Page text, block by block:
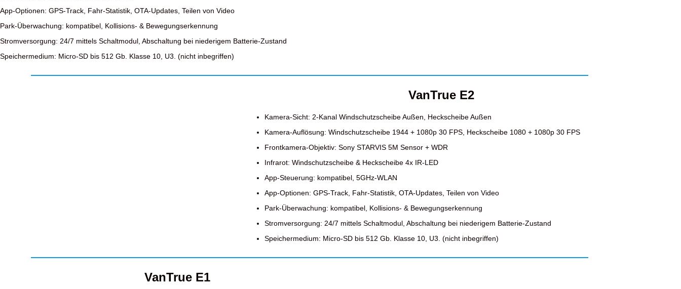
App-Optionen: GPS-Track, Fahr-Statistik, OTA-Updates, Teilen von Video
Park-Überwachung: kompatibel, Kollisions- & Bewegungserkennung
Stromversorgung: 24/7 mittels Schaltmodul, Abschaltung bei niederigem Batterie-Zustand
Speichermedium: Micro-SD bis 512 Gb. Klasse 10, U3. (nicht inbegriffen)
VanTrue E2
Kamera-Sicht: 2-Kanal Windschutzscheibe Außen, Heckscheibe Außen
Kamera-Auflösung: Windschutzscheibe 1944 + 1080p 30 FPS, Heckscheibe 1080 + 1080p 30 FPS
Frontkamera-Objektiv: Sony STARVIS 5M Sensor + WDR
Infrarot: Windschutzscheibe & Heckscheibe 4x IR-LED
App-Steuerung: kompatibel, 5GHz-WLAN
App-Optionen: GPS-Track, Fahr-Statistik, OTA-Updates, Teilen von Video
Park-Überwachung: kompatibel, Kollisions- & Bewegungserkennung
Stromversorgung: 24/7 mittels Schaltmodul, Abschaltung bei niederigem Batterie-Zustand
Speichermedium: Micro-SD bis 512 Gb. Klasse 10, U3. (nicht inbegriffen)
VanTrue E1